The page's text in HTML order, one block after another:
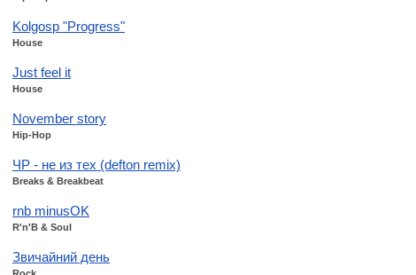
Kolgosp "Progress"
House
Just feel it
House
November story
Hip-Hop
ЧР - не из тех (defton remix)
Breaks & Breakbeat
rnb minusOK
R'n'B & Soul
Звичайний день